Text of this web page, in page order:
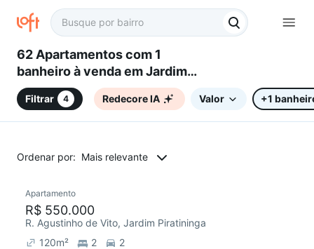
62 Apartamentos com 1
banheiro à venda em Jardim
Piratininga, Sorocaba, SP
Filtrar 4 Redecore IA Valor +1
Ordenar por: Mais relevante
Apartamento
R$ 550.000
R. Agustinho de Vito, Jardim Piratininga
120m² 2
2